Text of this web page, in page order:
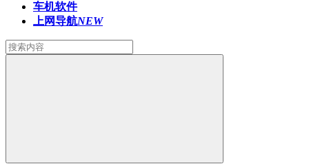
车机软件
上网导航NEW